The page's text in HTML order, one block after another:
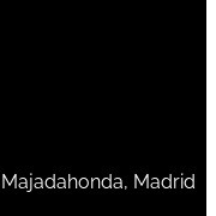
Madrid